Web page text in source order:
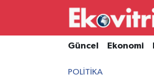
Güncel Ekonomi
POLITIKA
Güncel
Hava Durumu